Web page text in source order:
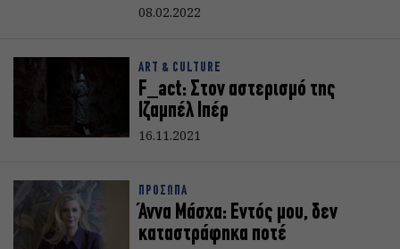
08.02.2022
ART & CULTURE
F_act: Στον αστερισμό της
Ιζαμπέλ Ιπέρ
16.11.2021
ΠΡΟΣΩΠΑ
Άννα Μάσχα: Εντός μου, δεν
καταστράφηκα ποτέ